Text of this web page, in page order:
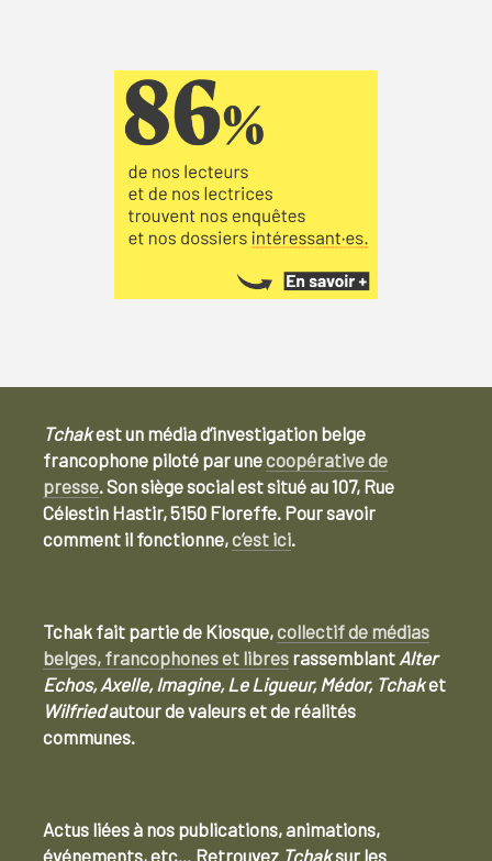
Tchakest un média d’investigation belge
francophone piloté par unecoopérative de
presse. Son siège social est situé au 107, Rue
Célestin Hastir, 5150 Floreffe. Pour savoir
comment il fonctionne,c’est ici.
Tchak fait partie de Kiosque,collectif de médias
belges, francophones et libres rassemblant Alter
Echos, Axelle, Imagine, Le Ligueur, Médor, Tchaket
Wilfriedautour de valeurs et de réalités
communes.
Actus liées à nos publications, animations,
événements, etc… Retrouvez Tchaksur les